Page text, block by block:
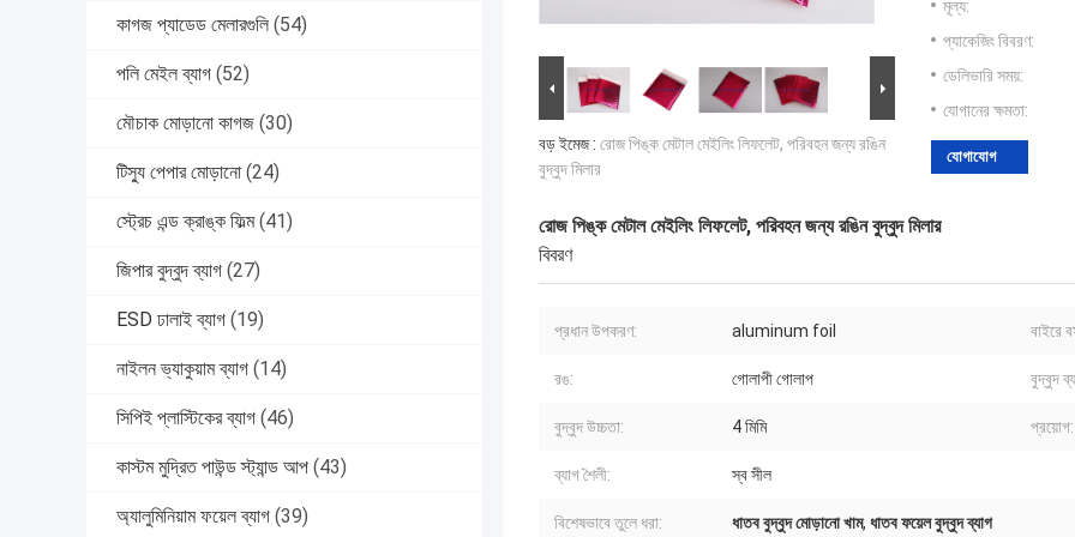
কাগজ প্যাডেড মেলারগুলি (54)
পলি মেইল ​​ব্যাগ (52)
মৌচাক মোড়ানো কাগজ (30)
টিস্যু পেপার মোড়ানো (24)
স্ট্রেচ এন্ড ক্রাঙ্ক ফিল্ম (41)
জিপার বুদ্বুদ ব্যাগ (27)
ESD ঢালাই ব্যাগ (19)
নাইলন ভ্যাকুয়াম ব্যাগ (14)
সিপিই প্লাস্টিকের ব্যাগ (46)
কাস্টম মুদ্রিত পাউন্ড স্ট্যান্ড আপ (43)
অ্যালুমিনিয়াম ফয়েল ব্যাগ (39)
বড় ইমেজ : রোজ পিঙ্ক মেটাল মেইলিং লিফলেট, পরিবহন জন্য রঙিন
বুদ্বুদ মিলার
মূল্য:
প্যাকেজিং বিবরণ:
ডেলিভারি সময়:
যোগানের ক্ষমতা:
যোগাযোগ
রোজ পিঙ্ক মেটাল মেইলিং লিফলেট, পরিবহন জন্য রঙিন বুদ্বুদ মিলার
বিবরণ
প্রধান উপকরণ: aluminum foil বাইরে
রঙ: গোলাপী গোলাপ বুদ্বুদ
বুদ্বুদ উচ্চতা: 4 মিমি প্রয়োগ:
ব্যাগ শৈলী: স্ব সীল
বিশেষভাবে তুলে ধরা: ধাতব বুদ্বুদ মোড়ানো খাম, ধাতব ফয়েল বুদ্বুদ ব্যাগ